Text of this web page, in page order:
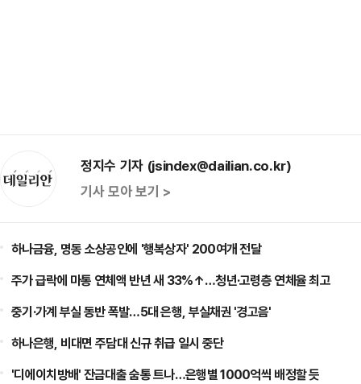
정지수 기자 (jsindex@dailian.co.kr)
기사 모아 보기 >
하나금융, 명동 소상공인에 '행복상자' 200여개 전달
주가 급락에 마통 연체액 반년 새 33%↑…청년·고령층 연체율 최고
중기·가계 부실 동반 폭발…5대 은행, 부실채권 '경고음'
하나은행, 비대면 주담대 신규 취급 일시 중단
'디에이치방배' 잔금대출 숨통 트나…은행별 1000억씩 배정할 듯